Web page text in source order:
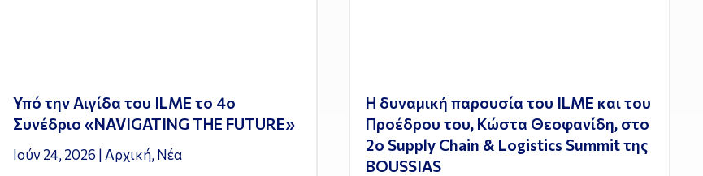
Υπό την Αιγίδα του ILME το 4ο
Συνέδριο «NAVIGATING THE FUTURE»
Ιούν 24, 2026 | Αρχική, Νέα
Η δυναμική παρουσία του ILME και του
Προέδρου του, Κώστα Θεοφανίδη, στο
2ο Supply Chain & Logistics Summit της
BOUSSIAS